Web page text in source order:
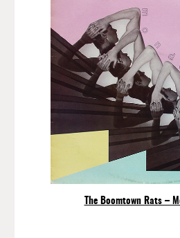
The Boomtown Rats –